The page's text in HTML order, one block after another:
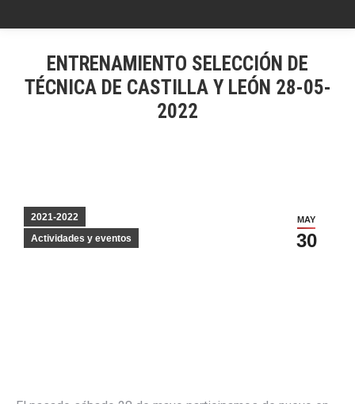
ENTRENAMIENTO SELECCIÓN DE
TÉCNICA DE CASTILLA Y LEÓN 28-05-
2022
MAY
30
2021-2022
Actividades y eventos